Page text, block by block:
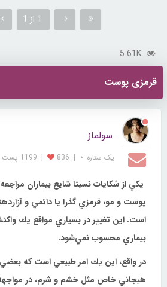
1 از 1
5.61K
قرمزی پوست
سولماز
یک ستاره ⋆ |
836
| 1199 پست
يكي از شكايات نسبتا شايع بيماران
پوست و مو، قرمزي گذرا يا دائمي و
است. اين تغيير در بسياري مواقع يك
بيماري محسوب نمي‌شود.
در واقع، اين يك امر طبيعي است كه بعضي
هيجاني خاص مثل خشم و شرم، در مواجهه